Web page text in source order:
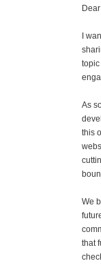
I
topic
As
this
We
that